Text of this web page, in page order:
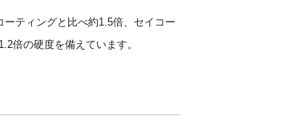
ティングと比べ約1.5倍、セイコー
倍の硬度を備えています。